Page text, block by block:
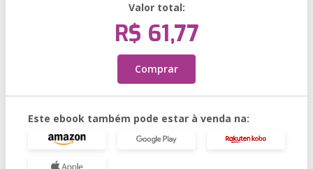
Valor total:
R$ 61,77
Comprar
Este ebook também pode estar à venda na: